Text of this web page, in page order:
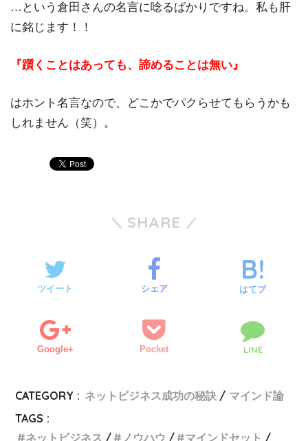
…という倉田さんの名言に唸るばかりですね。私も肝
に銘じます！！
『躓くことはあっても、諦めることは無い』
はホント名言なので、どこかでパクらせてもらうかも
しれません（笑）。
SHARE
ツイート シェア はてブ
Google+ Pocket LINE
CATEGORY : ネットビジネス成功の秘訣
マインド論
TAGS :
ネットビジネス
ノウハウ
マインドセット